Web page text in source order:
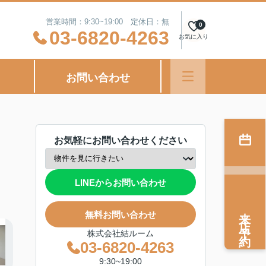
営業時間：9:30~19:00 定休日：無
03-6820-4263 お気に入り
0
お問い合わせ
お気軽にお問い合わせください
LINEからお問い合わせ
無料お問い合わせ
株式会社結ルーム
03-6820-4263
9:30~19:00
来店予約